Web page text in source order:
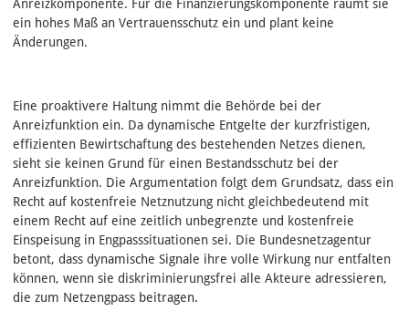
Anreizkomponente. Für die Finanzierungskomponente räumt sie
ein hohes Maß an Vertrauensschutz ein und plant keine
Änderungen.
Eine proaktivere Haltung nimmt die Behörde bei der
Anreizfunktion ein. Da dynamische Entgelte der kurzfristigen,
effizienten Bewirtschaftung des bestehenden Netzes dienen,
sieht sie keinen Grund für einen Bestandsschutz bei der
Anreizfunktion. Die Argumentation folgt dem Grundsatz, dass ein
Recht auf kostenfreie Netznutzung nicht gleichbedeutend mit
einem Recht auf eine zeitlich unbegrenzte und kostenfreie
Einspeisung in Engpasssituationen sei. Die Bundesnetzagentur
betont, dass dynamische Signale ihre volle Wirkung nur entfalten
können, wenn sie diskriminierungsfrei alle Akteure adressieren,
die zum Netzengpass beitragen.